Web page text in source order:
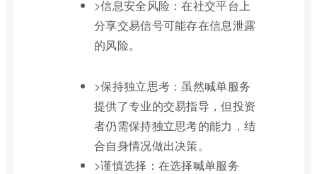
>信息安全风险：在社交平台上
分享交易信号可能存在信息泄露
的风险。
>保持独立思考：虽然喊单服务
提供了专业的交易指导，但投资
者仍需保持独立思考的能力，结
合自身情况做出决策。
>谨慎选择：在选择喊单服务